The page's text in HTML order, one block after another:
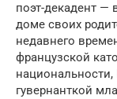
поэт-декадент —
доме своих
недавнего
французской
гувернанткой